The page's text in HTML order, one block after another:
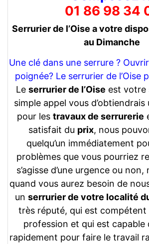
01 86 98 34
Serrurier de l’Oise a votre
au Dimanche
Une clé dans une serrure ?
poignée? Le serrurier de l’Oise
Le serrurier de l’Oise est votre
simple appel vous
pour les travaux de serrurerie
satisfait du prix, nous
quelqu’un immédiatement
problèmes que vous pourriez
s’agisse d’une urgence ou
quand vous aurez besoin de
un serrurier de votre localité
très réputé, qui est compétent
profession et qui est capable
rapidement pour faire le travail